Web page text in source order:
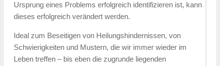
Ursprung eines Problems erfolgreich identifizieren ist, kann
dieses erfolgreich verändert werden.
Ideal zum Beseitigen von Heilungshindernissen, von
Schwierigkeiten und Mustern, die wir immer wieder im
Leben treffen – bis eben die zugrunde liegenden